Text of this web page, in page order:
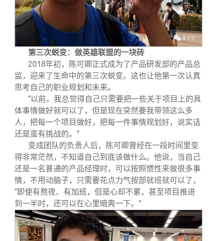
第三次蜕变：做英雄联盟的一块砖
2018年初，陈可卿正式成为了产品研发部的产品总
监，迎来了生命中的第三次蜕变。这也让他第一次认真
思考自己的职业规划和未来。
“以前，我总觉得自己只需要把一些关于项目上的具
体事情做好就可以了，但是现在突然要我带领这么多
人，把每一个项目做好，把每一件事情规划好，说实话
还是蛮有挑战的。”
变成团队的负责人后，陈可卿曾经在一段时间里变
得非常茫然，不知道自己到底该做什么。他说，当自己
还是一名普通的产品经理时，可以按照惯性来做很多事
情，不用动脑子，只需要花点力气按部就班就可以了，
“即使有熬夜、有加班，但是心却不累，甚至项目推进
到一半时，还可以在心里暗爽一下。”